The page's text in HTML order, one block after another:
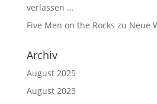
verlassen …
Five Men on the Rocks zu Neue
Archiv
August 2025
August 2023